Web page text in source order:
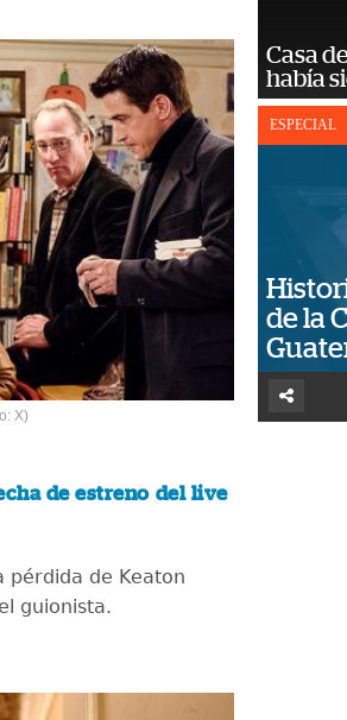
X)
de estreno del live
pérdida de Keaton
guionista.
Casa
había
ESPECIAL
de la